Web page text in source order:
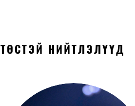
ТӨСТЭЙ НИЙТЛЭЛҮҮД